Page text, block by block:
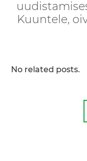
Kuuntele,
No related posts.